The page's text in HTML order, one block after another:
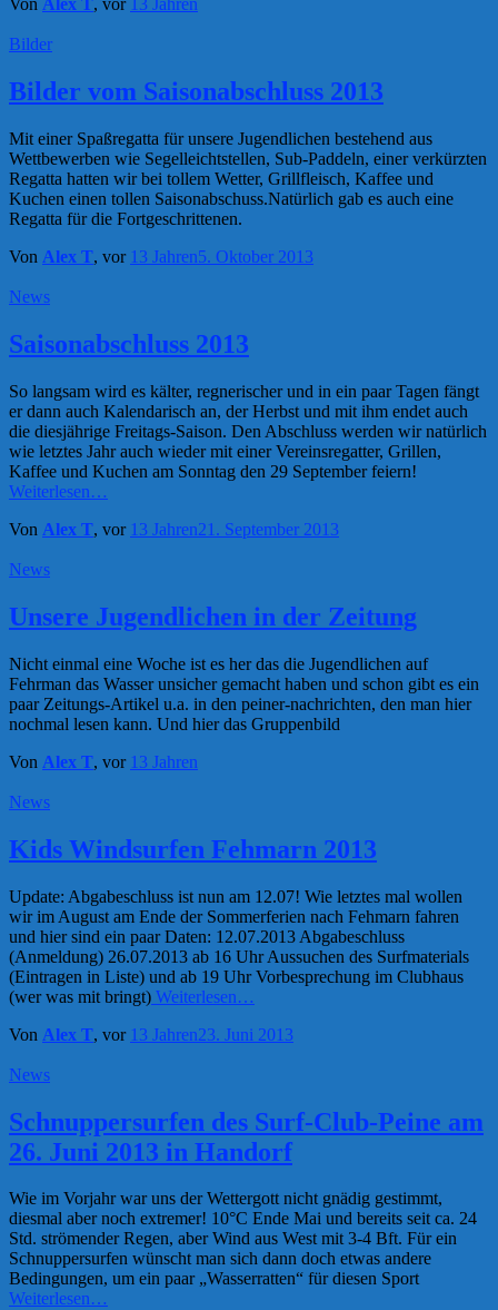
Von Alex T, vor 13 Jahren
Bilder
Bilder vom Saisonabschluss 2013
Mit einer Spaßregatta für unsere Jugendlichen bestehend aus
Wettbewerben wie Segelleichtstellen, Sub-Paddeln, einer verkürzten
Regatta hatten wir bei tollem Wetter, Grillfleisch, Kaffee und
Kuchen einen tollen Saisonabschuss.Natürlich gab es auch eine
Regatta für die Fortgeschrittenen.
Von Alex T, vor 13 Jahren5. Oktober 2013
News
Saisonabschluss 2013
So langsam wird es kälter, regnerischer und in ein paar Tagen fängt
er dann auch Kalendarisch an, der Herbst und mit ihm endet auch
die diesjährige Freitags-Saison. Den Abschluss werden wir natürlich
wie letztes Jahr auch wieder mit einer Vereinsregatter, Grillen,
Kaffee und Kuchen am Sonntag den 29 September feiern!
Weiterlesen…
Von Alex T, vor 13 Jahren21. September 2013
News
Unsere Jugendlichen in der Zeitung
Nicht einmal eine Woche ist es her das die Jugendlichen auf
Fehrman das Wasser unsicher gemacht haben und schon gibt es ein
paar Zeitungs-Artikel u.a. in den peiner-nachrichten, den man hier
nochmal lesen kann. Und hier das Gruppenbild
Von Alex T, vor 13 Jahren
News
Kids Windsurfen Fehmarn 2013
Update: Abgabeschluss ist nun am 12.07! Wie letztes mal wollen
wir im August am Ende der Sommerferien nach Fehmarn fahren
und hier sind ein paar Daten: 12.07.2013 Abgabeschluss
(Anmeldung) 26.07.2013 ab 16 Uhr Aussuchen des Surfmaterials
(Eintragen in Liste) und ab 19 Uhr Vorbesprechung im Clubhaus
(wer was mit bringt) Weiterlesen…
Von Alex T, vor 13 Jahren23. Juni 2013
News
Schnuppersurfen des Surf-Club-Peine am
26. Juni 2013 in Handorf
Wie im Vorjahr war uns der Wettergott nicht gnädig gestimmt,
diesmal aber noch extremer! 10°C Ende Mai und bereits seit ca. 24
Std. strömender Regen, aber Wind aus West mit 3-4 Bft. Für ein
Schnuppersurfen wünscht man sich dann doch etwas andere
Bedingungen, um ein paar „Wasserratten“ für diesen Sport
Weiterlesen…